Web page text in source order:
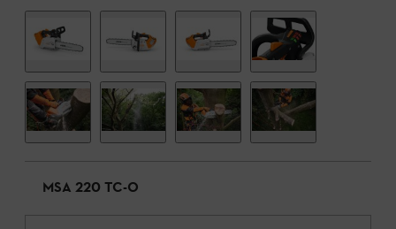
MSA 220 TC-O